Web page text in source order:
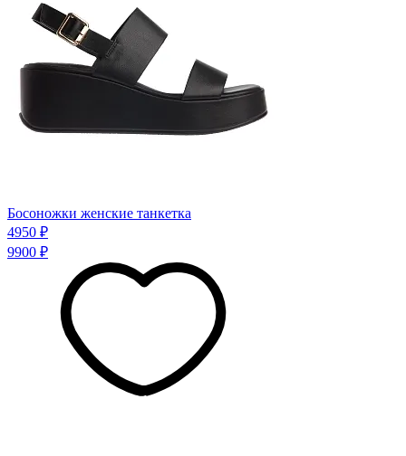
Босоножки женские танкетка
4950 ₽
9900 ₽